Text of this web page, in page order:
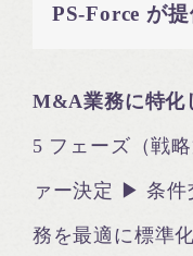
PS‑Force が
M&A業務に特化
5 フェーズ（戦
ァー決定 ▶ 条
務を最適に標準化